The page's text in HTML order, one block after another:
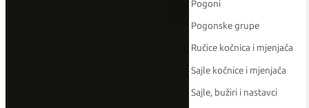
Pogoni
Pogonske grupe
Ručice kočnica i mjenjača
Sajle kočnice i mjenjača
Sajle, bužiri i nastavci